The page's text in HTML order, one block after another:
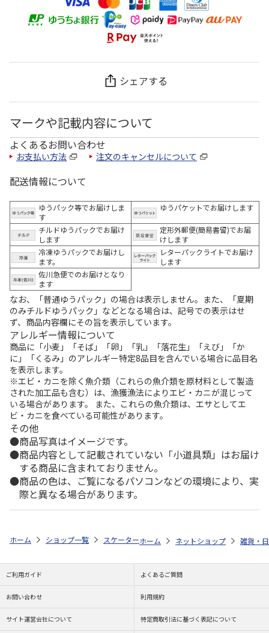
シェアする
マークや記載内容について
よくあるお問い合わせ
お支払い方法 注文のキャンセルについて
配送情報について
ゆうパック等でお届けしま
す
ゆうパケットでお届けします
チルドゆうパックでお届け
します
定形外郵便(簡易書留)でお届
けします
冷凍ゆうパックでお届けし
ます。
レターパックライトでお届け
します
佐川急便でのお届けとなり
ます
なお、「普通ゆうパック」の場合は表示しません。また、「夏期
のみチルドゆうパック」などとなる場合は、記号での表示はせ
ず、商品内容欄にその旨を表示しています。
アレルギー情報について
商品に「小麦」「そば」「卵」「乳」「落花生」「えび」「か
に」「くるみ」のアレルギー特定8品目を含んでいる場合に品目名
を表示します。
※エビ・カニを除く魚介類（これらの魚介類を原材料として製造
された加工品も含む）は、漁獲漁法によりエビ・カニが混じって
いる場合があります。 また、これらの魚介類は、エサとしてエ
ビ・カニを食べている可能性があります。
その他
商品写真はイメージです。
商品内容として記載されていない「小道具類」はお届け
する商品に含まれておりません。
商品の色は、ご覧になるパソコンなどの環境により、実
際と異なる場合があります。
ホーム ショップ一覧 スケーター 抗菌マスクストッカー スーパーマ
ホーム ネットショップ 雑貨・
ご利用ガイド よくあるご質問
お問い合わせ 利用規約
サイト運営会社について 特定商取引法に基づく表記について